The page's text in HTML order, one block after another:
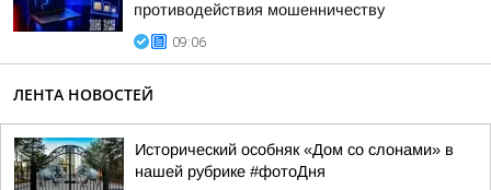
противодействия мошенничеству
09:06
ЛЕНТА НОВОСТЕЙ
Исторический особняк «Дом со слонами» в
нашей рубрике #фотоДня